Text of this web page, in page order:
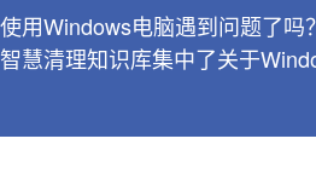
使用Windows电脑遇到问题了吗？
智慧清理知识库集中了关于